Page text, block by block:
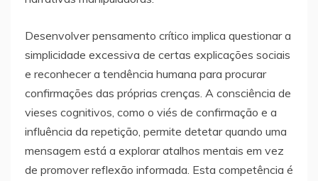
Desenvolver pensamento crítico implica questionar a
simplicidade excessiva de certas explicações sociais
e reconhecer a tendência humana para procurar
confirmações das próprias crenças. A consciência de
vieses cognitivos, como o viés de confirmação e a
influência da repetição, permite detetar quando uma
mensagem está a explorar atalhos mentais em vez
de promover reflexão informada. Esta competência é